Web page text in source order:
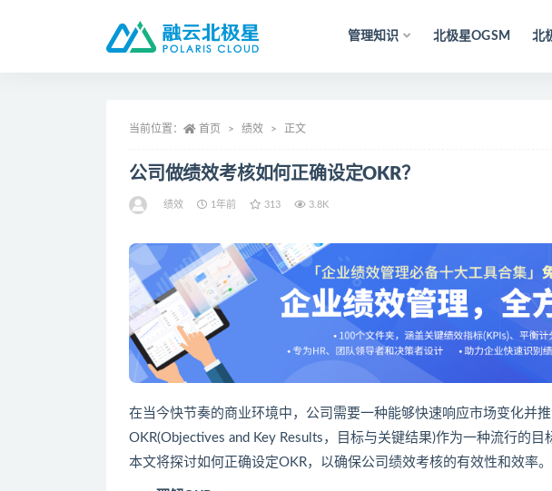
管理知识 北极星OGSM 北
当前位置： 首页 绩效 正文
公司做绩效考核如何正确设定OKR？
绩效 1年前 313 3.8K
在当今快节奏的商业环境中，公司需要一种能够快速响应市场变化并
OKR(Objectives and Key Results，目标与关键结果)作为一种流行的目
本文将探讨如何正确设定OKR，以确保公司绩效考核的有效性和效率。